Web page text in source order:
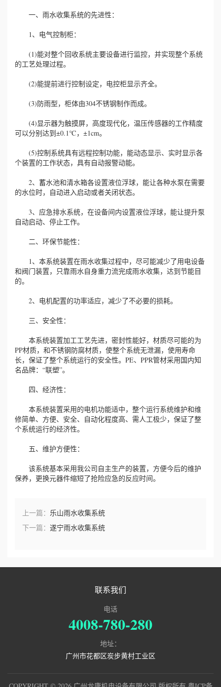
一、雨水收集系统的先进性：
1、电气控制柜：
(1)能对整个回收系统主要设备进行监控，并实现整个系统
的工艺处理过程。
(2)能提前进行控制设定，电控柜显示齐全。
(3)防雨型，柜体由304不锈钢制作而成。
(4)显示器为触摸屏，高度现代化，温压传感器的工作精度
可以分别达到±0.1℃，±1cm。
(5)控制系统具有远程控制功能，能动态显示、实时显示各
个装置的工作状态，具有自动报警动能。
2、蓄水池和清水箱各设置液位浮球，能让各种水泵在需要
的水位时，自动进入启动或者关闭状态。
3、应急排水系统，在设备间内设置液位浮球，能让提升泵
自动启动、停止工作。
二、环保节能性：
1、本系统装置在雨水收集过程中，尽可能减少了用电设备
和阀门装置，只靠雨水自身重力流完成雨水收集，达到节能目
的。
2、电机配置的功率适应，减少了不必要的损耗。
三、安全性：
本系统装置加工工艺先进，密封性能好，材质尽可能的为
PP材质，和不锈钢防腐材质，使整个系统无泄漏，使用寿命
长，保证了整个系统运行的安全性。PE、PPR管材采用国内知
名品牌：“联塑”。
四、经济性：
本系统装置采用的电机功能适中，整个运行系统维护和维
修简单、方便、安全、自动化程度高、需人工极少，保证了整
个系统运行的经济性。
五、维护方便性：
该系统基本采用我公司自主生产的装置，方便今后的维护
保养，更换元器件缩短了抢险应急的反应时间。
上一篇： 乐山雨水收集系统
下一篇： 遂宁雨水收集系统
联系我们
电话
4008-780-280
地址：
广州市花都区炭步黄村工业区